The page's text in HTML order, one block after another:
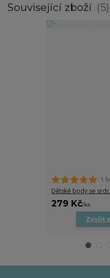
Související zboží 5
1
Dětské body se
279 Kč/ks
Zvolit